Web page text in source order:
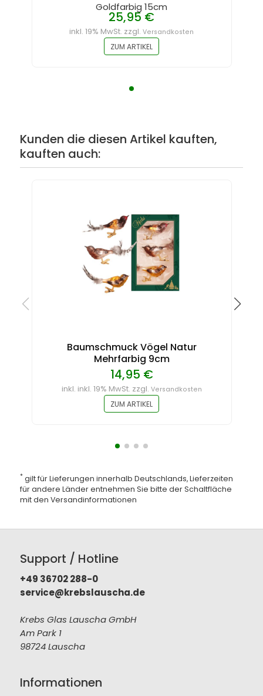
Goldfarbig 15cm
25,95 €
inkl. 19% MwSt. zzgl.Versandkosten
ZUM ARTIKEL
Kunden die diesen Artikel kauften,
kauften auch:
Baumschmuck Vögel Natur
Mehrfarbig 9cm
14,95 €
inkl. inkl. 19% MwSt. zzgl. Versandkosten
ZUM ARTIKEL
*gilt für Lieferungen innerhalb Deutschlands, Lieferzeiten
für andere Länder entnehmen Sie bitte der Schaltfläche
mit den Versandinformationen
Support / Hotline
+49 36702 288-0
service@krebslauscha.de
Krebs Glas Lauscha GmbH
Am Park 1
98724 Lauscha
Informationen